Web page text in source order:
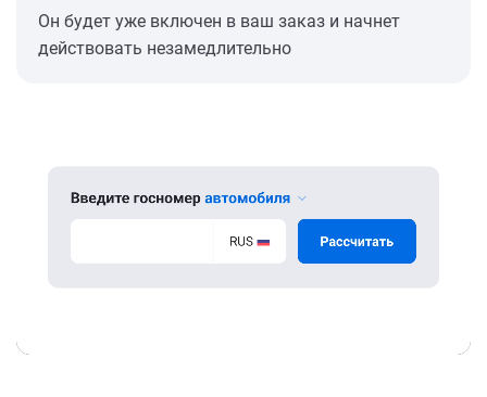
Он будет уже включен в ваш заказ и начнет
действовать незамедлительно